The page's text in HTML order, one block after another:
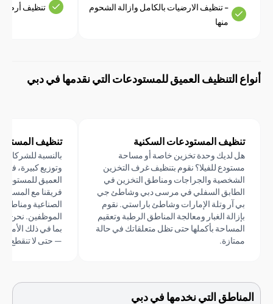
- تنظيف الارضيات بالكامل وازالة الشحوم
تنظيف أرصفة التحميل
التنظيف العميق للمستودعات التي نقدمها في دبي
المستودعات السكنية
لديك وحدة تخزين خاصة أو مساحة
للفيلا؟ نقوم بتنظيف غرف التخزين
والجراجات ومناطق التخزين في
السفلي في مرسى دبي وشاطئ جي
آر وتلة الإمارات وشاطئ باراستي. نقوم
الغبار ومعالجة المناطق الرطبة وتعقيم
بأكملها حتى تظل متعلقاتك في حالة
تنظيف المستودعات
بالنسبة للشركات التي
وتوزيع كبيرة، فإننا نقدم
العميق للمستودعات
فريقنا مع المساحات
الصناعية ومناطق الرصيف
الموظفين. نحن نعمل وفقًا
بما في ذلك الأمسيات
— حتى لا تنقطع عملياتك.
التي نخدمها في دبي